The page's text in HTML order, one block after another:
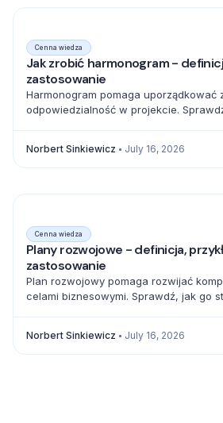
Cenna wiedza
Jak zrobić harmonogram -
zastosowanie
Harmonogram pomaga uporządkować
odpowiedzialność w projekcie.
Norbert Sinkiewicz July 16, 2026
Cenna wiedza
Plany rozwojowe - definicja,
zastosowanie
Plan rozwojowy pomaga rozwijać
celami biznesowymi. Sprawdź, jak go
Norbert Sinkiewicz July 16, 2026